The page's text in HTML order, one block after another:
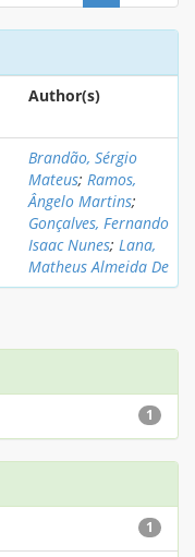
Author(s)
Brandão, Sérgio
Mateus; Ramos,
Ângelo Martins;
Gonçalves, Fernando
Isaac Nunes; Lana,
Matheus Almeida De
1
1